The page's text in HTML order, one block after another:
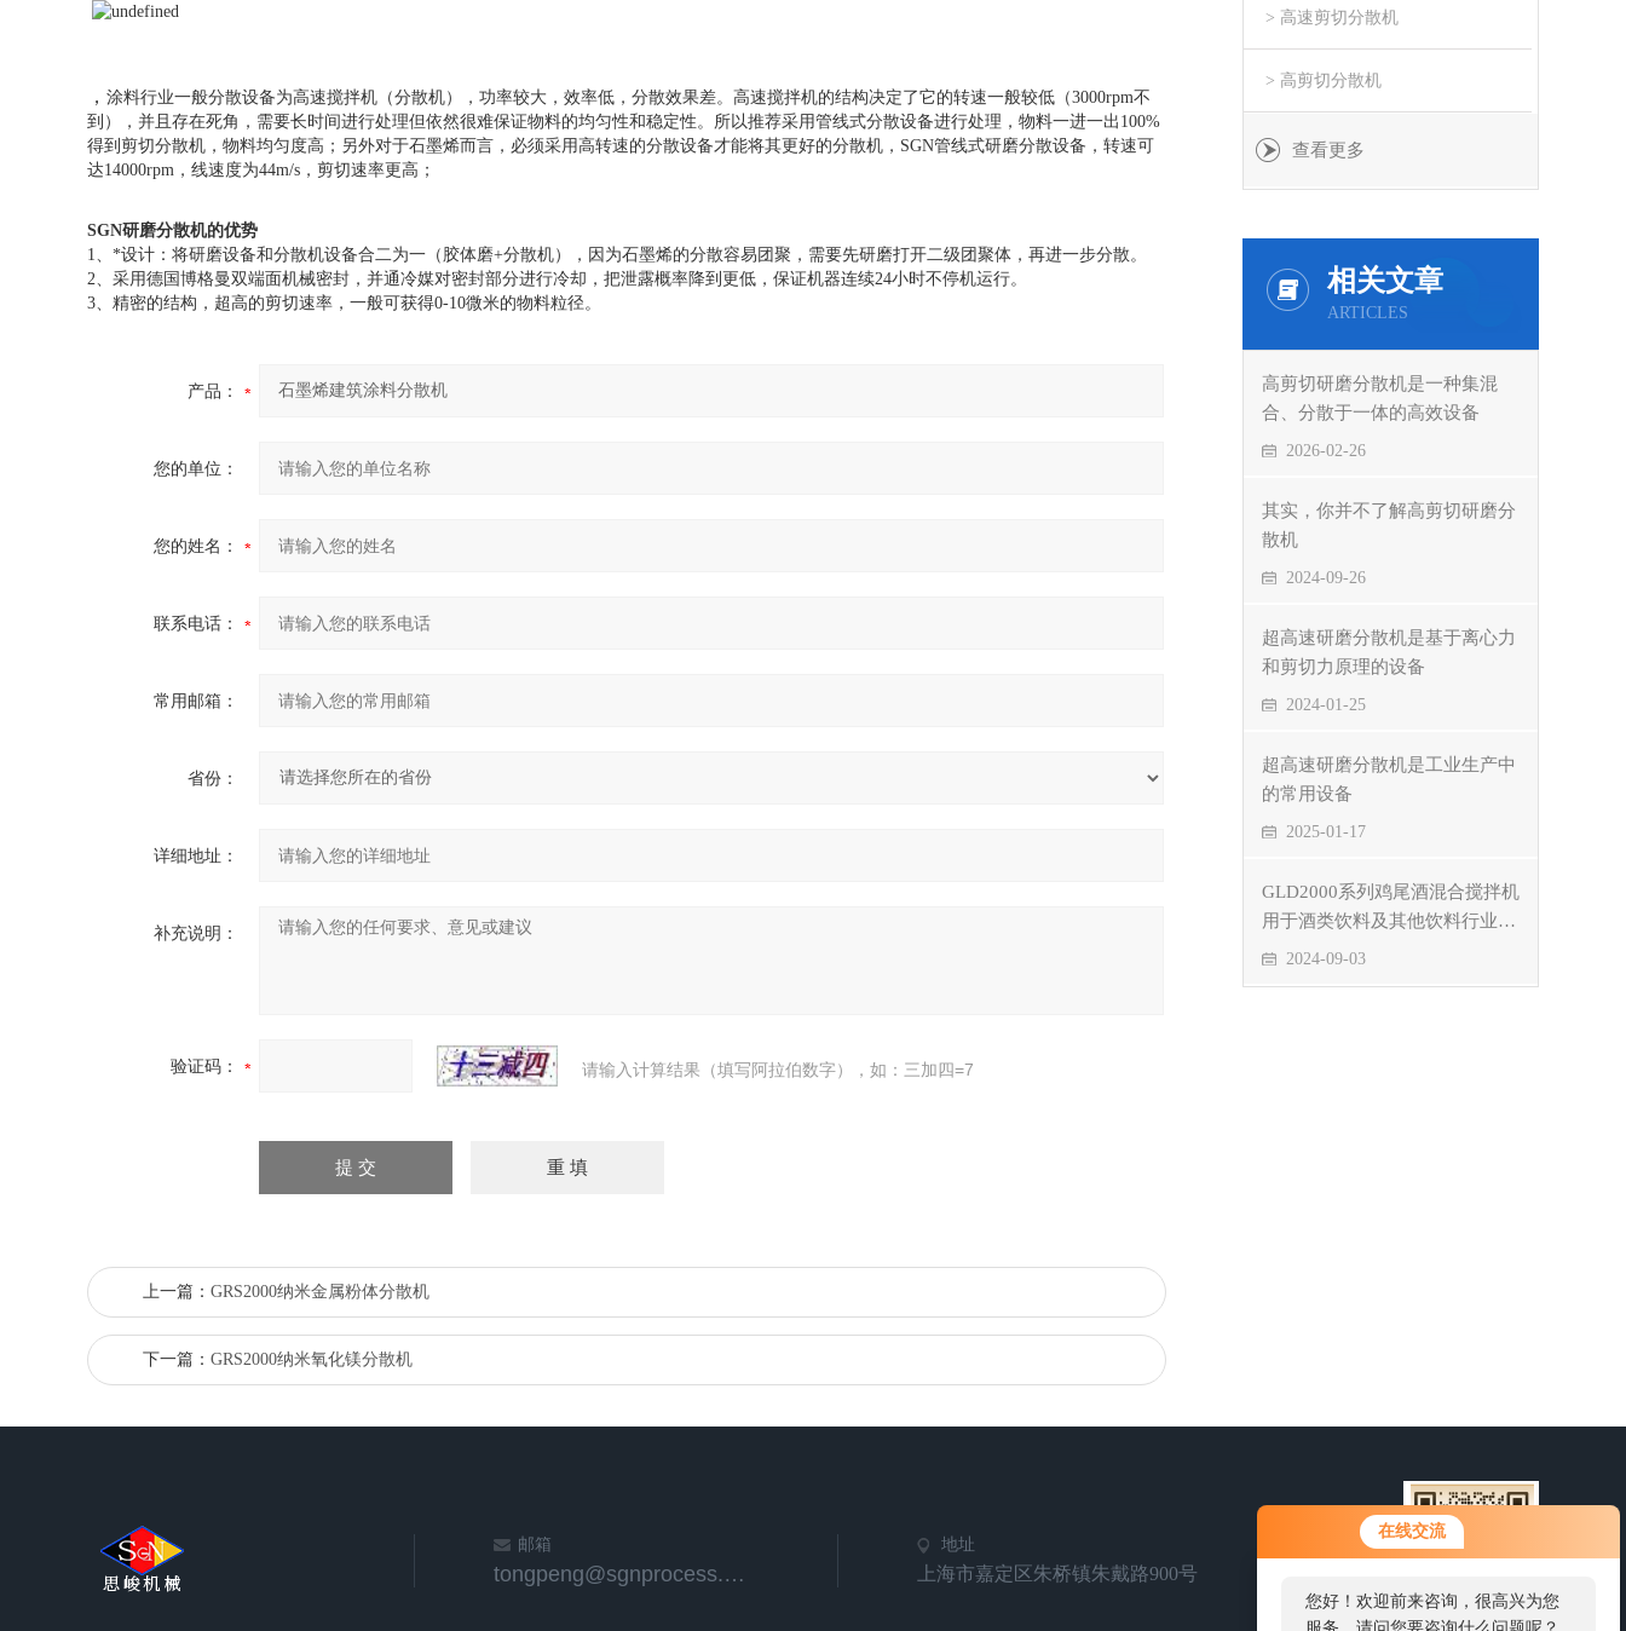
在线交流
您好！欢迎前来咨询，很高兴为您
， 涂料行业一般分散设备为高速搅拌机（分散机），功率较大，效率低，分散效果差。高速搅拌机的结构决定了它的转速一般较低（3000rpm不
到），并且存在死角，需要长时间进行处理但依然很难保证物料的均匀性和稳定性。所以推荐采用管线式分散设备进行处理，物料一进一出100%
得到剪切分散机，物料均匀度高；另外对于石墨烯而言，必须采用高转速的分散设备才能将其更好的分散机，SGN管线式研磨分散设备，转速可
达14000rpm，线速度为44m/s，剪切速率更高；
SGN研磨分散机的优势
1、*设计：将研磨设备和分散机设备合二为一（胶体磨+分散机），因为石墨烯的分散容易团聚，需要先研磨打开二级团聚体，再进一步分散。
2、采用德国博格曼双端面机械密封，并通冷媒对密封部分进行冷却，把泄露概率降到更低，保证机器连续24小时不停机运行。
3、精密的结构，超高的剪切速率，一般可获得0-10微米的物料粒径。
产品：
您的单位：
您的姓名：
联系电话：
常用邮箱：
省份：
详细地址：
补充说明：
验证码： 请输入计算结果（填写阿拉伯数字），如：三加四=7
上一篇： GRS2000纳米金属粉体分散机
下一篇： GRS2000纳米氧化镁分散机
> 高速剪切分散机
> 高剪切分散机
查看更多
相关文章
ARTICLES
高剪切研磨分散机是一种集混
合、分散于一体的高效设备
2026-02-26
其实，你并不了解高剪切研磨分
散机
2024-09-26
超高速研磨分散机是基于离心力
和剪切力原理的设备
2024-01-25
超高速研磨分散机是工业生产中
的常用设备
2025-01-17
GLD2000系列鸡尾酒混合搅拌机
用于酒类饮料及其他饮料行业的
优点2024-09-03
邮箱
tongpeng@sgnprocess.com
地址
上海市嘉定区朱桥镇朱戴路900号